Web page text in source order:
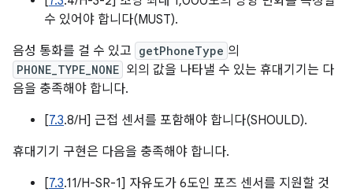
수 있어야 합니다(MUST).
음성 통화를 걸 수 있고 getPhoneType 의
PHONE_TYPE_NONE 외의 값을 나타낼 수 있는 휴대기기는 다
음을 충족해야 합니다.
[7.3.8/H] 근접 센서를 포함해야 합니다(SHOULD).
휴대기기 구현은 다음을 충족해야 합니다.
[7.3.11/H-SR-1] 자유도가 6도인 포즈 센서를 지원할 것